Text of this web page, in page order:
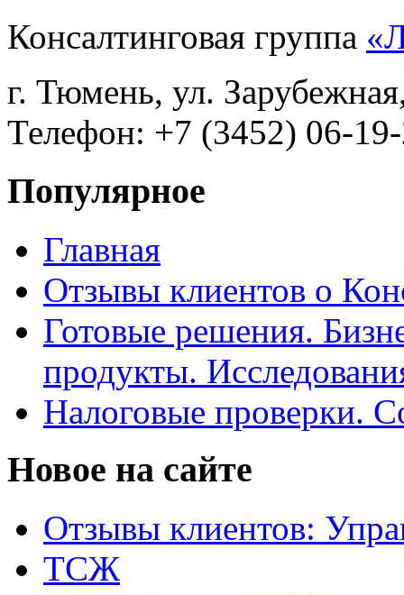
Консалтинговая группа
г. Тюмень, ул.
Телефон: +7 (3452) 06-
Популярное
Главная
Отзывы клиентов о
Готовые решения.
продукты.
Налоговые проверки.
Новое на сайте
Отзывы клиентов:
ТСЖ